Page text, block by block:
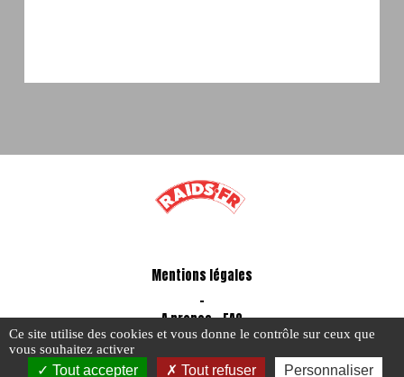
Mentions légales
-
A propos - FAQ
Ce site utilise des cookies et vous donne le contrôle sur ceux que
vous souhaitez activer
Tout accepter Tout refuser Personnaliser